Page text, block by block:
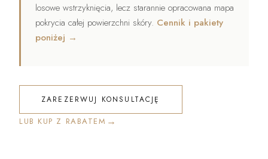
losowe wstrzyknięcia, lecz starannie opracowana mapa
pokrycia całej powierzchni skóry. Cennik i pakiety
poniżej →
ZAREZERWUJ KONSULTACJĘ
LUB KUP Z RABATEM →